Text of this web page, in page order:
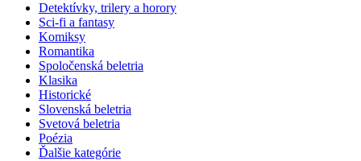
Detektívky, trilery a horory
Sci-fi a fantasy
Komiksy
Romantika
Spoločenská beletria
Klasika
Historické
Slovenská beletria
Svetová beletria
Poézia
Ďalšie kategórie